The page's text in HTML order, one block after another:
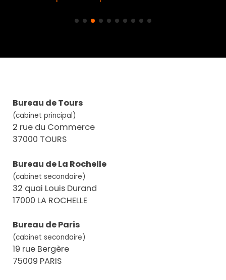
Bureau de Tours
(cabinet principal)
2 rue du Commerce
37000 TOURS
Bureau de La Rochelle
(cabinet secondaire)
32 quai Louis Durand
17000 LA ROCHELLE
Bureau de Paris
(cabinet secondaire)
19 rue Bergère
75009 PARIS